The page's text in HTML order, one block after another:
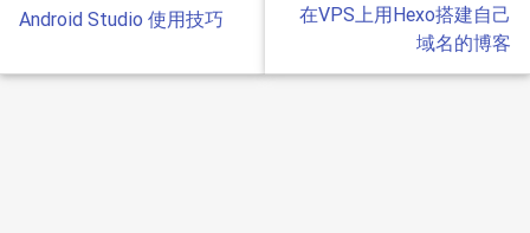
Android Studio 使用技巧
在VPS上用Hexo搭建自己
域名的博客